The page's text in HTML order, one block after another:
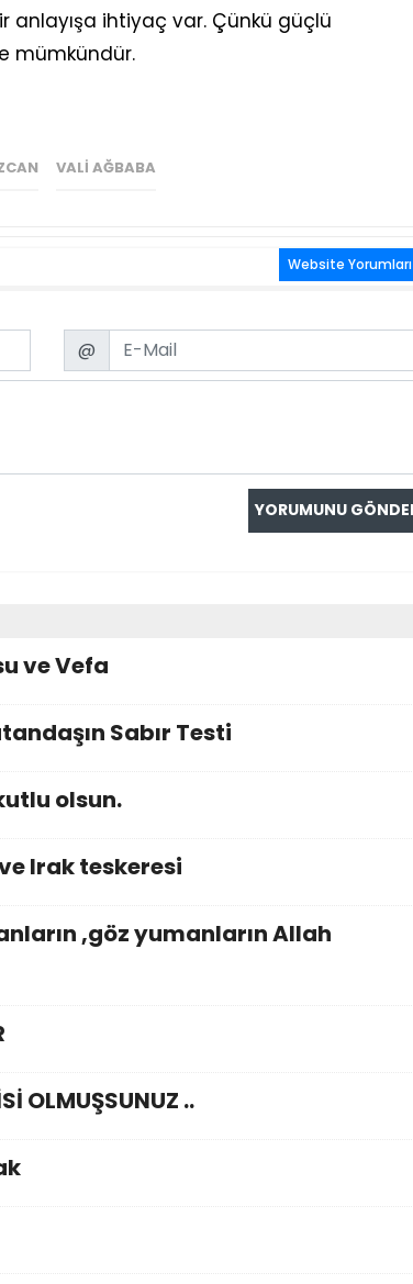
anlayışa ihtiyaç var. Çünkü güçlü
mümkündür.
VALI AĞBABA
Website Yorumları
Email
@
ve Vefa
Sabır Testi
olsun.
Irak teskeresi
,göz yumanların Allah
OLMUŞSUNUZ ..